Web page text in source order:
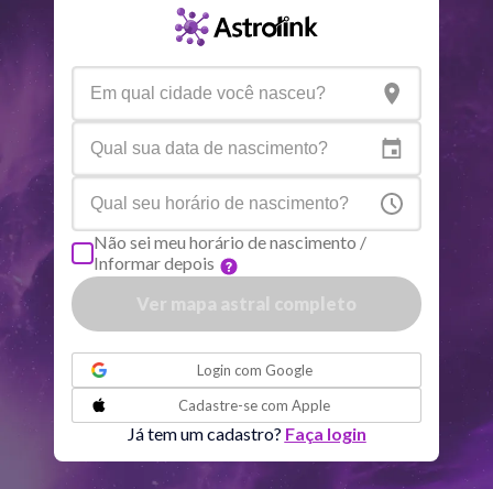
Netuno Ari 4°8
Plutão Aqu 3
Quiron
Lilith Sag 25
Nodo norte
Não sei meu horário de nascimento /
Informar depois
Login com Google
Cadastre-se com Apple
Já tem um cadastro? Faça login